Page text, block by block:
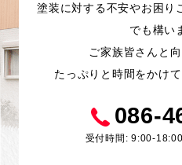
塗装に対する不安やお困り
でも構い
ご家族皆さんと
たっぷりと時間をかけ
086-
受付時間: 9:00-